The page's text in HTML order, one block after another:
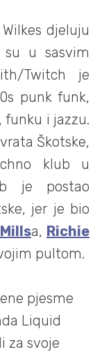
djeluju
u sasvim
Twitch je
punk funk,
funku i jazzu.
Škotske,
klub u
je postao
jer je bio
a, Richie
pultom.
pjesme
Liquid
za svoje